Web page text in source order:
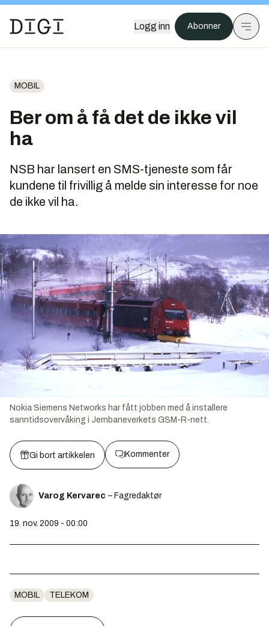
Logg inn Abonner
MOBIL
Ber om å få det de ikke vil
ha
NSB har lansert en SMS-tjeneste som får
kundene til frivillig å melde sin interesse for noe
de ikke vil ha.
Nokia Siemens Networks har fått jobben med å installere
sanntidsovervåking i Jernbaneverkets GSM-R-nett.
Gi bort artikkelen Kommenter
Varog Kervarec – Fagredaktør
19. nov. 2009 - 00:00
MOBIL TELEKOM